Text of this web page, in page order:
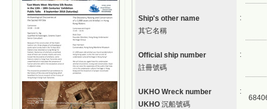
Ship's other name
其它名稱
:
Official ship number
註冊號碼
:
UKHO Wreck number
UKHO 沉船號碼
: